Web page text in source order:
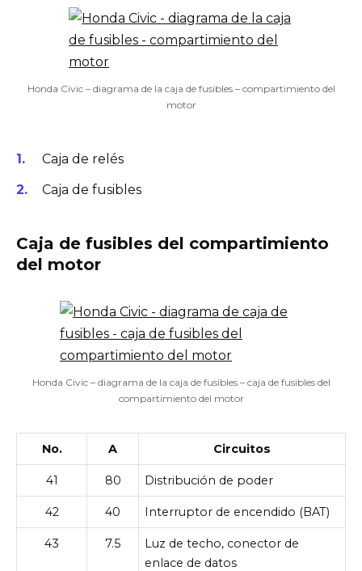
Honda Civic – diagrama de la caja de fusibles – compartimiento del
motor
Caja de relés
Caja de fusibles
Caja de fusibles del compartimiento
del motor
Honda Civic – diagrama de la caja de fusibles – caja de fusibles del
compartimiento del motor
No. A Circuitos
41 80 Distribución de poder
42 40 Interruptor de encendido (BAT)
43 7.5
Luz de techo, conector de
enlace de datos